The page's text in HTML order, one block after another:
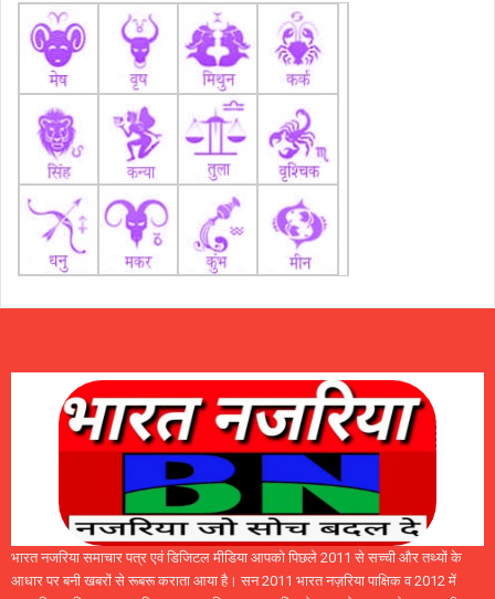
भारत नजरिया समाचार पत्र एवं डिजिटल मीडिया आपको पिछले 2011 से सच्ची और तथ्यों के
आधार पर बनी खबरों से रूबरू कराता आया है। सन 2011 भारत नज़रिया पाक्षिक व 2012 में